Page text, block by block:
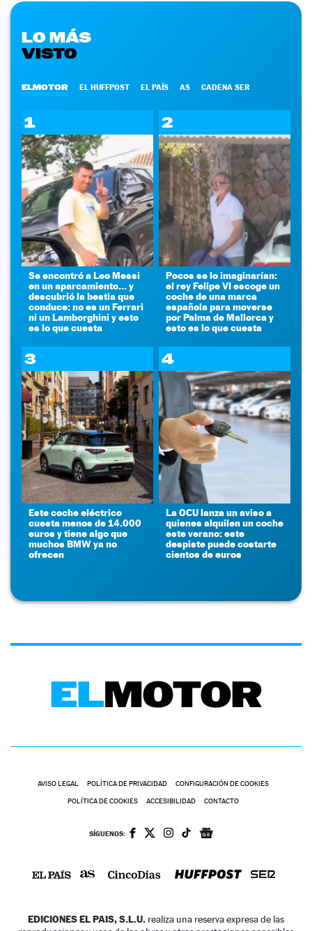
LO MÁS
VISTO
ELMOTOR EL HUFFPOST EL PAÍS AS CADENA SER
1
Se encontró a Leo Messi
en un aparcamiento... y
descubrió la bestia que
conduce: no es un Ferrari
ni un Lamborghini y esto
es lo que cuesta
2
Pocos se lo imaginarían:
el rey Felipe VI escoge un
coche de una marca
española para moverse
por Palma de Mallorca y
esto es lo que cuesta
3
Este coche eléctrico
cuesta menos de 14.000
euros y tiene algo que
muchos BMW ya no
ofrecen
4
La OCU lanza un aviso a
quienes alquilen un coche
este verano: este
despiste puede costarte
cientos de euros
AVISO LEGAL POLÍTICA DE PRIVACIDAD CONFIGURACIÓN DE COOKIES
POLÍTICA DE COOKIES ACCESIBILIDAD CONTACTO
SÍGUENOS:
EDICIONES EL PAIS, S.L.U. realiza una reserva expresa de las